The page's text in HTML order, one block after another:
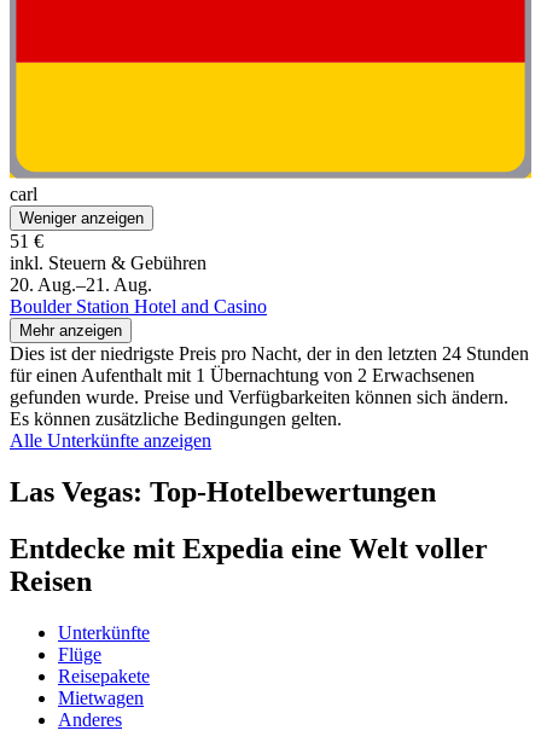
carl
Weniger anzeigen
51 €
inkl. Steuern & Gebühren
20. Aug.–21. Aug.
Boulder Station Hotel and Casino
Mehr anzeigen
Dies ist der niedrigste Preis pro Nacht, der in den letzten 24 Stunden
für einen Aufenthalt mit 1 Übernachtung von 2 Erwachsenen
gefunden wurde. Preise und Verfügbarkeiten können sich ändern.
Es können zusätzliche Bedingungen gelten.
Alle Unterkünfte anzeigen
Las Vegas: Top-Hotelbewertungen
Entdecke mit Expedia eine Welt voller
Reisen
Unterkünfte
Flüge
Reisepakete
Mietwagen
Anderes